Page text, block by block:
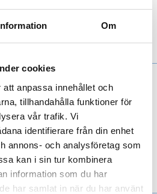
Om
cookies
anpassa innehållet och
tillhandahålla funktioner för
vår trafik. Vi
identifierare från din enhet
annons- och analysföretag som
kan i sin tur kombinera
information som du har
har samlat in när du har använt
en mental bild av planerna än den
om vad den …
advokat” utmanar
“Om sanningen ska fram” är titeln på
Ola Kronkvist doktorsavhandling,